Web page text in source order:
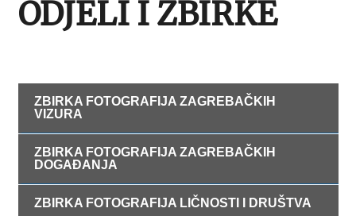
ODJELI I ZBIRKE
ZBIRKA FOTOGRAFIJA ZAGREBAČKIH
VIZURA
ZBIRKA FOTOGRAFIJA ZAGREBAČKIH
DOGAĐANJA
ZBIRKA FOTOGRAFIJA LIČNOSTI I DRUŠTVA